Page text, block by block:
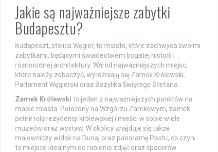
Jakie są najważniejsze zabytki
Budapesztu?
Budapeszt, stolica Węgier, to miasto, które zachwyca swoimi
zabytkami, będącymi świadectwem bogatej historii i
różnorodnej architektury. Wśród najważniejszych miejsc,
które należy zobaczyć, wyróżniają się Zamek Królewski,
Parlament Węgierski oraz Bazylika Świętego Stefana.
Zamek Królewski to jeden z najważniejszych punktów na
mapie miasta. Położony na Wzgórzu Zamkowym, zamek
pełnił rolę rezydencji królewskiej i mieści w sobie wiele
muzeów oraz wystaw. W okolicy znajduje się także
malowniczy widok na Dunaj oraz panoramę Pestu, co czyni
to miejsce idealnym do robienia zdjęć oraz spacerów.